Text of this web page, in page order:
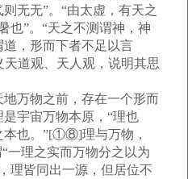
无无”。“由太虚，有天之
”。“天之不测谓神，神
，形而下者不足以言
道观、天人观，说明其思
万物之前，存在一个形而
是宇宙万物本原，“理也
本也。”[①⑧]理与万物，
一理之实而万物分之以为
皆同出一源，但居位不